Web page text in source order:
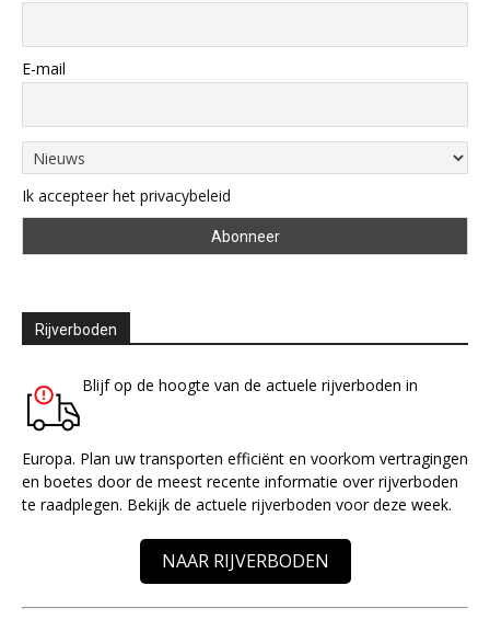
E-mail
Ik accepteer het privacybeleid
Rijverboden
Blijf op de hoogte van de actuele rijverboden in
Europa. Plan uw transporten efficiënt en voorkom vertragingen
en boetes door de meest recente informatie over rijverboden
te raadplegen. Bekijk de actuele rijverboden voor deze week.
NAAR RIJVERBODEN